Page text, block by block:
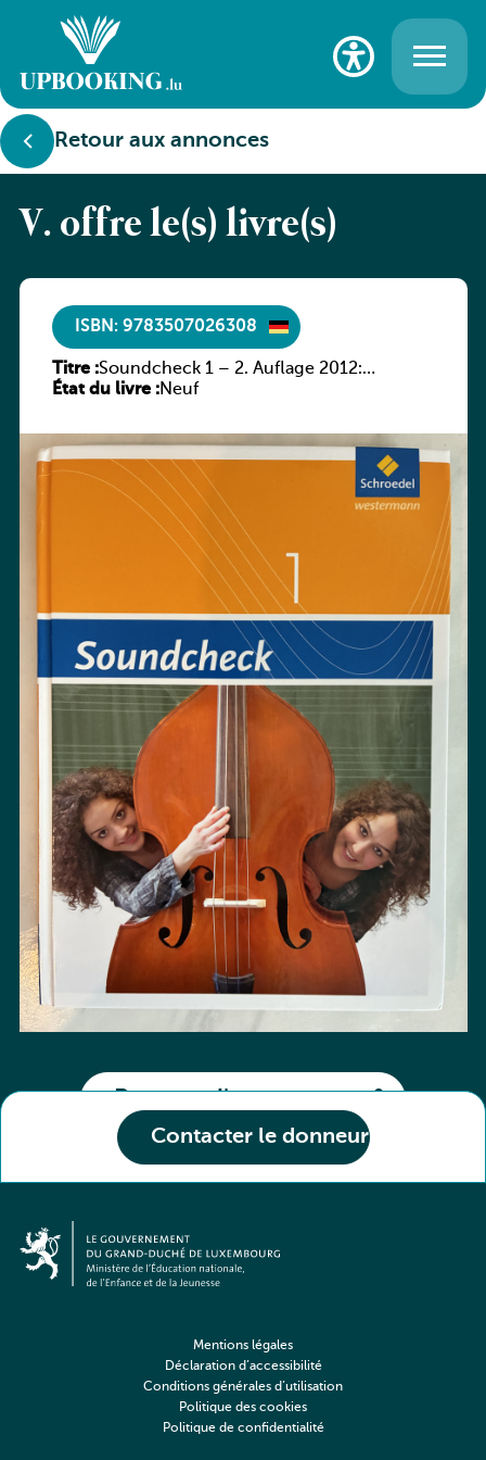
Retour aux annonces
Contacter le donneur
V. offre le(s) livre(s)
ISBN: 9783507026308
Titre :Soundcheck 1 – 2. Auflage 2012:
Schülerband 1
État du livre :Neuf
Partager l'annonce
Mentions légales
Déclaration d’accessibilité
Conditions générales d’utilisation
Politique des cookies
Politique de confidentialité